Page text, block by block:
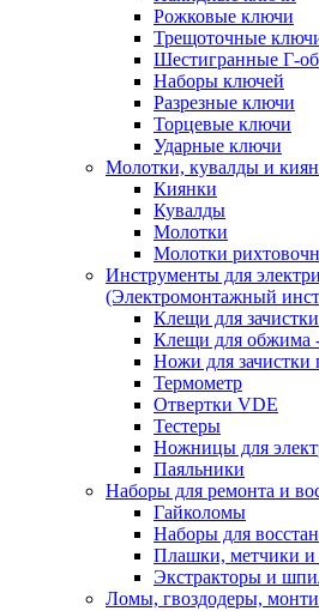
Рожковые ключи
Трещоточные
Шестигранные Г-
Наборы ключей
Разрезные ключи
Торцевые ключи
Ударные ключи
Молотки, кувалды и
Киянки
Кувалды
Молотки
Молотки
Инструменты для
(Электромонтажный
Клещи для
Клещи для обжима
Ножи для зачистки
Термометр
Отвертки VDE
Тестеры
Ножницы для
Паяльники
Наборы для ремонта и
Гайколомы
Наборы для
Плашки, метчики и
Экстракторы и
Ломы, гвоздодеры,